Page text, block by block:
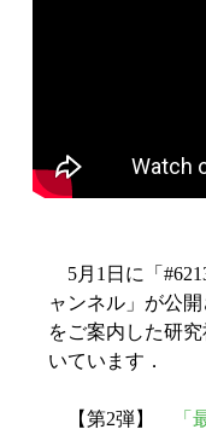
5月1日に「
ャンネル」が公
をご案内した研
いています．
【第2弾】
「